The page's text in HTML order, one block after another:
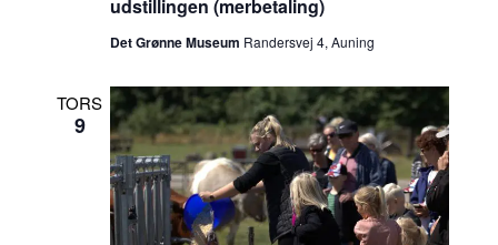
udstillingen (merbetaling)
Det Grønne Museum Randersvej 4, Auning
TORS
9